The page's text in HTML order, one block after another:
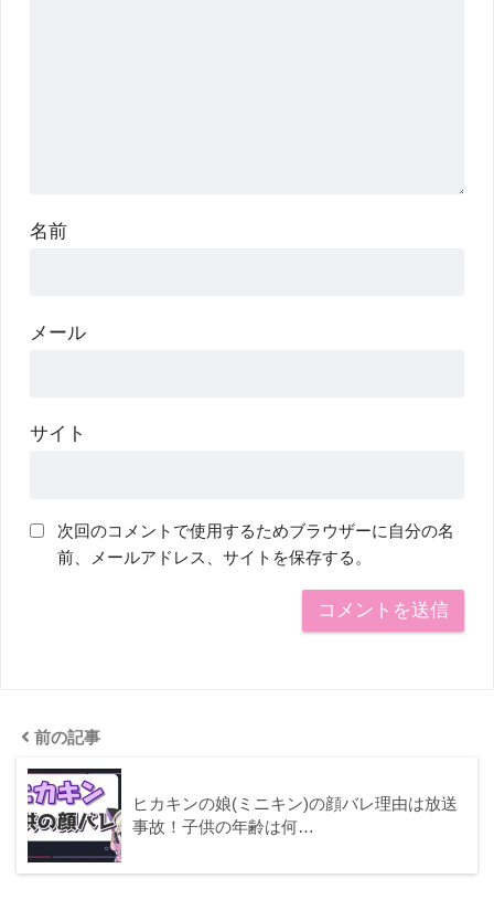
名前
メール
サイト
次回のコメントで使用するためブラウザーに自分の名
前、メールアドレス、サイトを保存する。
前の記事
ヒカキンの娘(ミニキン)の顔バレ理由は放送
事故！子供の年齢は何…